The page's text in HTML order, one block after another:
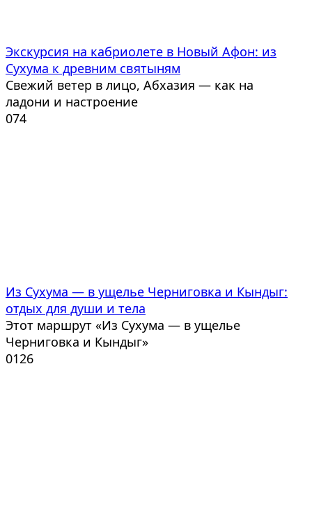
Экскурсия на кабриолете в Новый Афон: из
Сухума к древним святыням
Свежий ветер в лицо, Абхазия — как на
ладони и настроение
074
Из Сухума — в ущелье Черниговка и Кындыг:
отдых для души и тела
Этот маршрут «Из Сухума — в ущелье
Черниговка и Кындыг»
0126